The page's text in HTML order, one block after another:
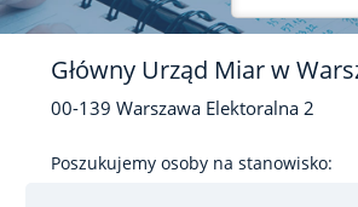
Główny Urząd Miar w
00-139 Warszawa Elektoralna 2
Poszukujemy osoby na stanowisko: